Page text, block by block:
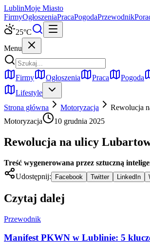
LublinMoje Miasto
FirmyOgłoszeniaPracaPogodaPrzewodnik
25°C
Menu
Firmy Ogłoszenia Praca Pogoda
Lifestyle
Strona główna
Motoryzacja
Rewolucja
Motoryzacja
10 grudnia 2025
Rewolucja na ulicy
Treść wygenerowana przez sztuczną
Udostępnij:
Facebook Twitter LinkedIn
Czytaj dalej
Przewodnik
Manifest PKWN w Lublinie: 5